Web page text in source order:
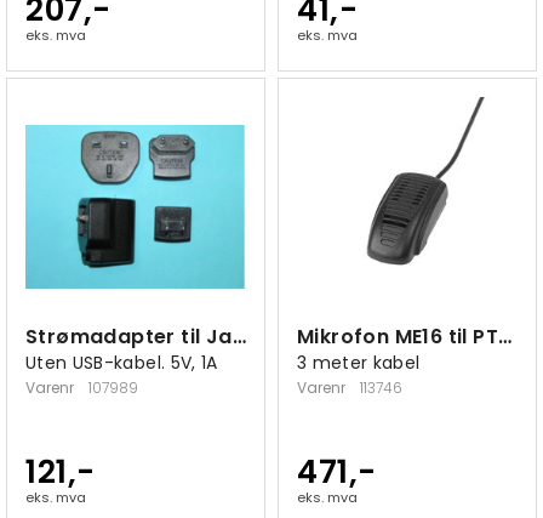
207,-
eks. mva
41,-
eks. mva
Strømadapter til Jablocom Essence
Uten USB-kabel. 5V, 1A
Varenr 107989
121,-
eks. mva
Mikrofon ME16 til PTCarPhone
3 meter kabel
Varenr 113746
471,-
eks. mva